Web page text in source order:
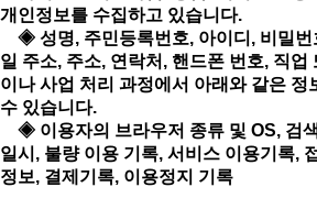
개인정보를 수집하고 있습니다.
◈ 성명, 주민등록번호, 아이디, 비밀번
일 주소, 주소, 연락처, 핸드폰 번호, 직업
이나 사업 처리 과정에서 아래와 같은 정
수 있습니다.
◈ 이용자의 브라우저 종류 및 OS, 검
일시, 불량 이용 기록, 서비스 이용기록,
정보, 결제기록, 이용정지 기록